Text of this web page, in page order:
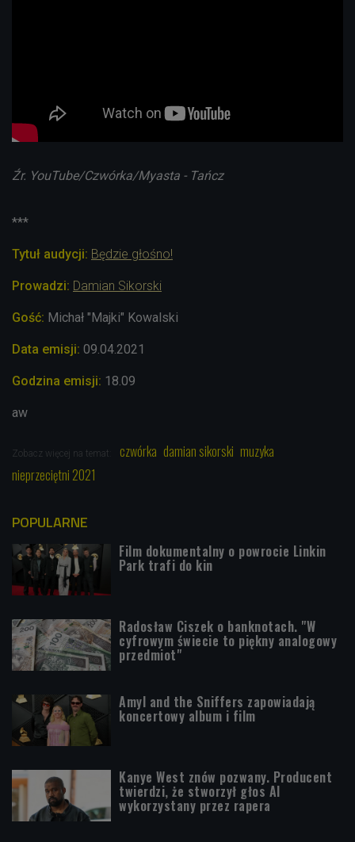
Źr. YouTube/Czwórka/Myasta - Tańcz
***
Tytuł audycji: Będzie głośno!
Prowadzi: Damian Sikorski
Gość: Michał "Majki" Kowalski
Data emisji: 09.04.2021
Godzina emisji: 18.09
aw
Zobacz więcej na temat: czwórka damian sikorski muzyka
nieprzeciętni 2021
POPULARNE
Film dokumentalny o powrocie Linkin
Park trafi do kin
Radosław Ciszek o banknotach. "W
cyfrowym świecie to piękny analogowy
przedmiot"
Amyl and the Sniffers zapowiadają
koncertowy album i film
Kanye West znów pozwany. Producent
twierdzi, że stworzył głos AI
wykorzystany przez rapera